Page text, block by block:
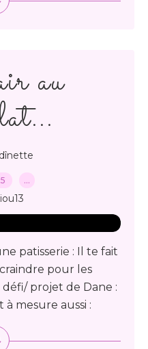
au
…
patisserie : Il te fait
pour les
défi/ projet de Dane :
mesure aussi :